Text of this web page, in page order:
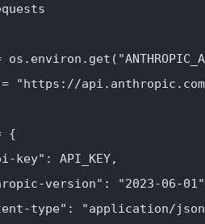
= "https://
{
key": API_KEY,
version": "2023-06-
type": "application/